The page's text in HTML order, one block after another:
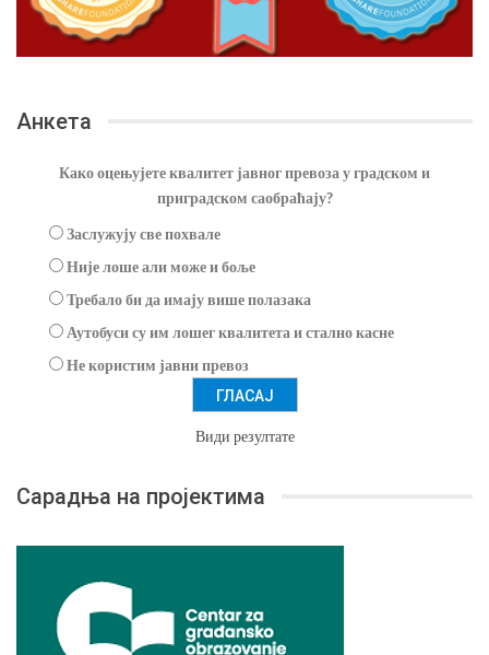
Анкета
Како оцењујете квалитет јавног превоза у градском и
приградском саобраћају?
Заслужују све похвале
Није лоше али може и боље
Требало би да имају више полазака
Аутобуси су им лошег квалитета и стално касне
Не користим јавни превоз
Види резултате
Сарадња на пројектима